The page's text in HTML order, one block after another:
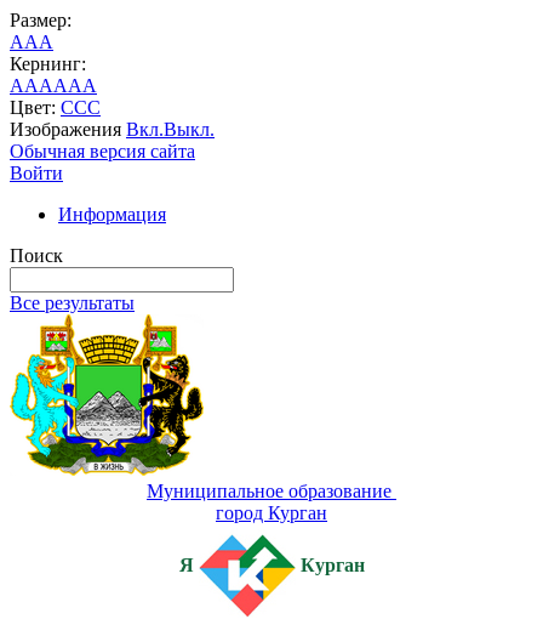
Размер:
AAA
Кернинг:
AAAAAA
Цвет: CCC
Изображения Вкл.Выкл.
Обычная версия сайта
Войти
Информация
Поиск
Все результаты
Муниципальное образование
город Курган
Я Курган